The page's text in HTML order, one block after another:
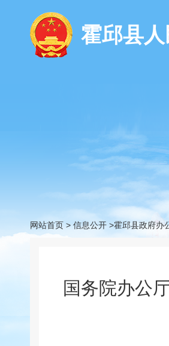
霍邱县
网站首页 > 信息公开 >霍邱县政府办
国务院办公